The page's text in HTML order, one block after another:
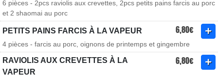
6 pièces - 2pcs raviolis aux crevettes, 2pcs petits pains farcis au porc
et 2 shaomai au porc
PETITS PAINS FARCIS À LA VAPEUR 6,80€
4 pièces - farcis au porc, oignons de printemps et gingembre
RAVIOLIS AUX CREVETTES À LA
VAPEUR
6,80€